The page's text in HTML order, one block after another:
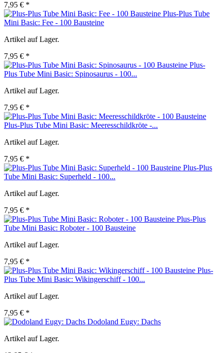
7,95 € *
Plus-Plus Tube
Mini Basic: Fee - 100 Bausteine
Artikel auf Lager.
7,95 € *
Plus-
Plus Tube Mini Basic: Spinosaurus - 100...
Artikel auf Lager.
7,95 € *
Plus-Plus Tube Mini Basic: Meeresschildkröte -...
Artikel auf Lager.
7,95 € *
Plus-Plus
Tube Mini Basic: Superheld - 100...
Artikel auf Lager.
7,95 € *
Plus-Plus
Tube Mini Basic: Roboter - 100 Bausteine
Artikel auf Lager.
7,95 € *
Plus-
Plus Tube Mini Basic: Wikingerschiff - 100...
Artikel auf Lager.
7,95 € *
Dodoland Eugy: Dachs
Artikel auf Lager.